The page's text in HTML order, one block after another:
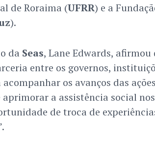
de Roraima (UFRR) e a
).
da Seas, Lane Edwards, afirmou
entre os governos,
os avanços das
a assistência social nos
de troca de